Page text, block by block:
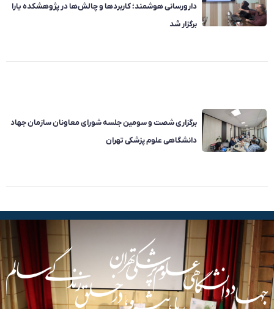
دارورسانی هوشمند؛ کاربردها و چالش‌ها در پژوهشکده یارا
برگزار شد
برگزاری شصت و سومین جلسه شورای معاونان سازمان جهاد
دانشگاهی علوم پزشکی تهران